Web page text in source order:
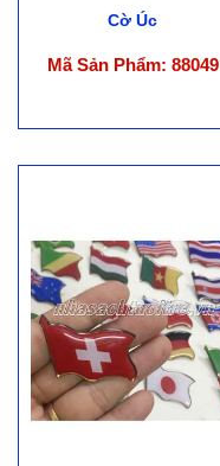
Cờ Úc
Mã Sản Phẩm: 88049